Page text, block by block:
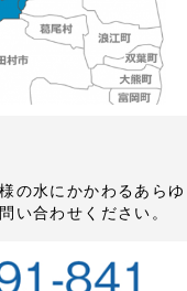
の水にかかわるあらゆ
い合わせください。